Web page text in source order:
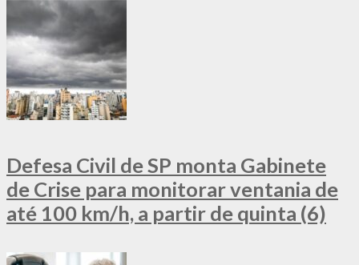
Defesa Civil de SP monta Gabinete
de Crise para monitorar ventania de
até 100 km/h, a partir de quinta (6)